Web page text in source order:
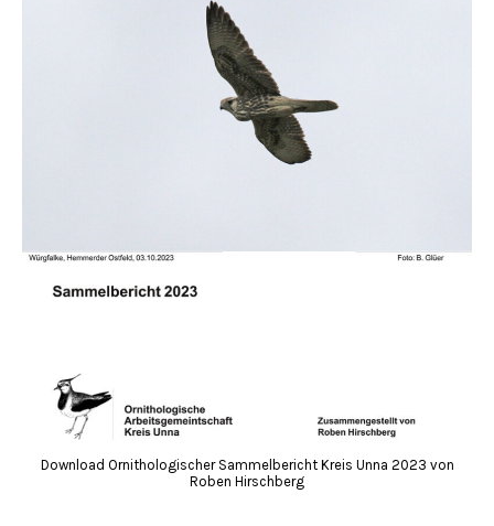
Download Ornithologischer Sammelbericht Kreis Unna 2023 von
Roben Hirschberg